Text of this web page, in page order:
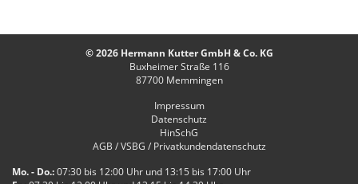
© 2026 Hermann Kutter GmbH & Co. KG
Buxheimer Straße 116
87700Memmingen
Impressum
Datenschutz
HinSchG
AGB / VSBG / Privatkundendatenschutz
Mo. - Do.:07:30 bis 12:00 Uhr und 13:15 bis 17:00 Uhr